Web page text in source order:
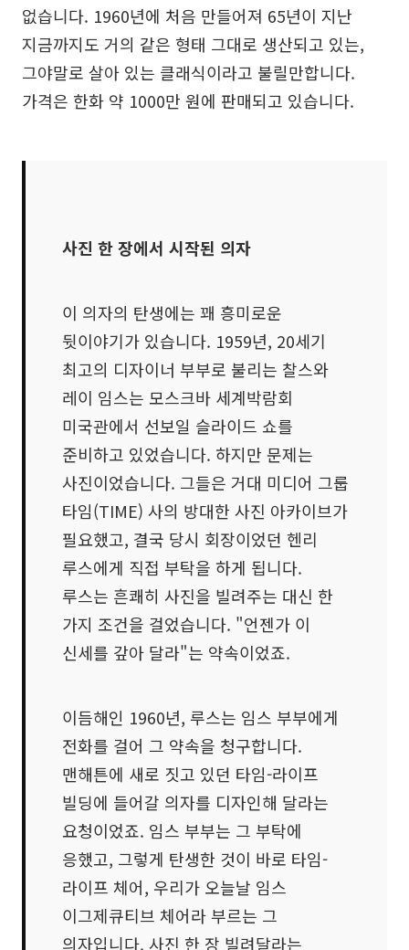
없습니다. 1960년에 처음 만들어져 65년이 지난
지금까지도 거의 같은 형태 그대로 생산되고 있는,
그야말로 살아 있는 클래식이라고 불릴만합니다.
가격은 한화 약 1000만 원에 판매되고 있습니다.
사진 한 장에서 시작된 의자
이 의자의 탄생에는 꽤 흥미로운
뒷이야기가 있습니다. 1959년, 20세기
최고의 디자이너 부부로 불리는 찰스와
레이 임스는 모스크바 세계박람회
미국관에서 선보일 슬라이드 쇼를
준비하고 있었습니다. 하지만 문제는
사진이었습니다. 그들은 거대 미디어 그룹
타임(TIME) 사의 방대한 사진 아카이브가
필요했고, 결국 당시 회장이었던 헨리
루스에게 직접 부탁을 하게 됩니다.
루스는 흔쾌히 사진을 빌려주는 대신 한
가지 조건을 걸었습니다. "언젠가 이
신세를 갚아 달라"는 약속이었죠.
이듬해인 1960년, 루스는 임스 부부에게
전화를 걸어 그 약속을 청구합니다.
맨해튼에 새로 짓고 있던 타임-라이프
빌딩에 들어갈 의자를 디자인해 달라는
요청이었죠. 임스 부부는 그 부탁에
응했고, 그렇게 탄생한 것이 바로 타임-
라이프 체어, 우리가 오늘날 임스
이그제큐티브 체어라 부르는 그
의자입니다. 사진 한 장 빌려달라는